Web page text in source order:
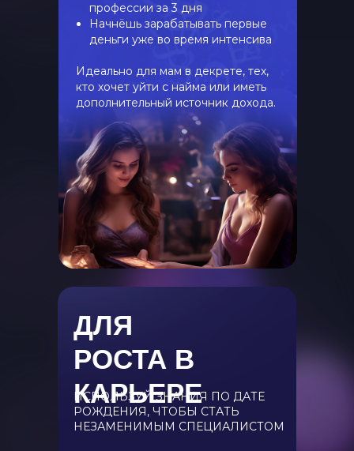
профессии за 3 дня
Начнёшь зарабатывать первые
деньги уже во время интенсива
Идеально для мам в декрете, тех,
кто хочет уйти с найма или иметь
дополнительный источник дохода.
ДЛЯ
РОСТА В
КАРЬЕРЕ
ИСПОЛЬЗУЙ ЗНАНИЯ ПО ДАТЕ
РОЖДЕНИЯ, ЧТОБЫ СТАТЬ
НЕЗАМЕНИМЫМ СПЕЦИАЛИСТОМ